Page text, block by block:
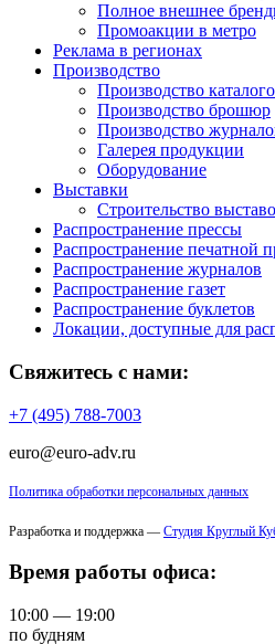
Полное внешнее
Промоакции в метро
Реклама в регионах
Производство
Производство
Производство брошюр
Производство
Галерея продукции
Оборудование
Выставки
Строительство
Распространение прессы
Распространение печатной
Распространение журналов
Распространение газет
Распространение буклетов
Локации, доступные для
Свяжитесь с нами:
+7 (495) 788-7003
euro@euro-adv.ru
Политика обработки персональных данных
Разработка и поддержка — Студия Круглый
Время работы офиса:
10:00 — 19:00
по будням